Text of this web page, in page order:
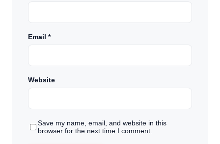
Email *
Website
Save my name, email, and website in this
browser for the next time I comment.